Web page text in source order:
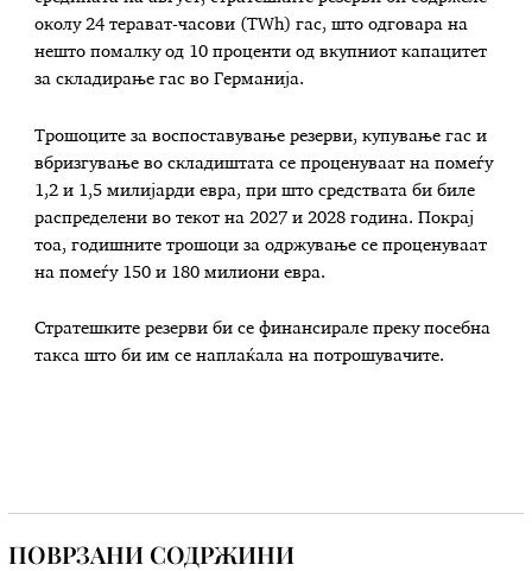
околу 24 терават-часови (TWh) гас, што одговара на
нешто помалку од 10 проценти од вкупниот капацитет
за складирање гас во Германија.
Трошоците за воспоставување резерви, купување гас и
вбризгување во складиштата се проценуваат на помеѓу
1,2 и 1,5 милијарди евра, при што средствата би биле
распределени во текот на 2027 и 2028 година. Покрај
тоа, годишните трошоци за одржување се проценуваат
на помеѓу 150 и 180 милиони евра.
Стратешките резерви би се финансирале преку посебна
такса што би им се наплаќала на потрошувачите.
ПОВРЗАНИ СОДРЖИНИ